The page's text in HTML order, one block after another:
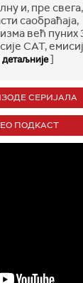
и, пре
саобраћаја,
већ пуних
САТ,
детаљније]
СЕРИЈАЛА
ПОДКАСТ